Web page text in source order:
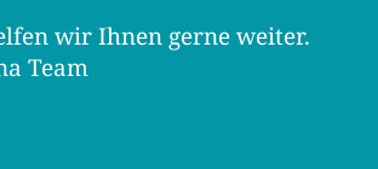
wir Ihnen gerne weiter.
Team